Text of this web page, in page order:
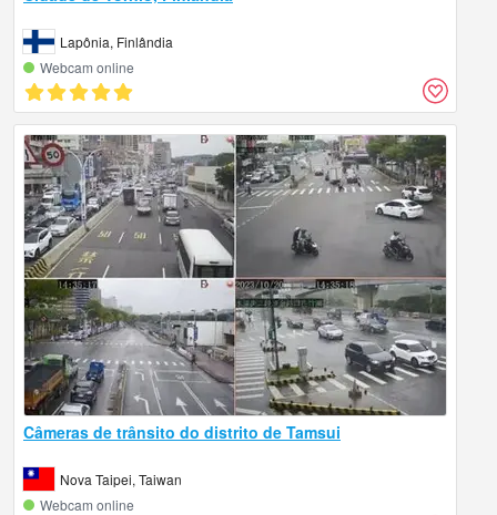
Lapônia, Finlândia
Webcam online
Câmeras de trânsito do distrito de Tamsui
Nova Taipei, Taiwan
Webcam online